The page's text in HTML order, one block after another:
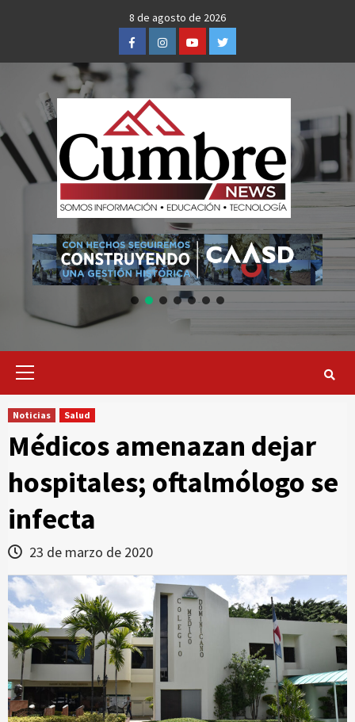
8 de agosto de 2026
FacebookInstagramYoutubeTwitter
Primary
Noticias Salud
Médicos amenazan dejar
hospitales; oftalmólogo se
infecta
23 de marzo de 2020